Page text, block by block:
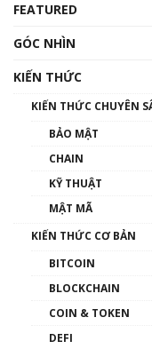
00:43:47
như
00:39:31
FEATURED
GÓC NHÌN
KIẾN THỨC
KIẾN THỨC CHUYÊN
BẢO MẬT
CHAIN
KỸ THUẬT
MẬT MÃ
KIẾN THỨC CƠ BẢN
BITCOIN
BLOCKCHAIN
COIN & TOKEN
DEFI